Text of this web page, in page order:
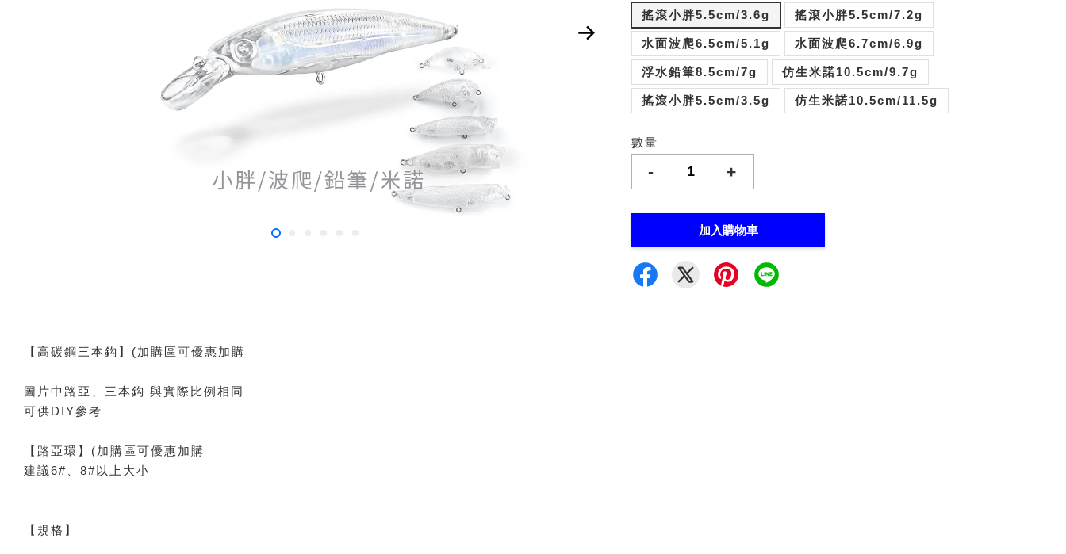
搖滾小胖5.5cm/3.6g
搖滾小胖5.5cm/7.2g
水面波爬6.5cm/5.1g 水面波爬6.7cm/6.9g
浮水鉛筆8.5cm/7g 仿生米諾10.5cm/9.7g
搖滾小胖5.5cm/3.5g 仿生米諾10.5cm/11.5g
數量
- +
加入購物車
【高碳鋼三本鈎】(加購區可優惠加購
圖片中路亞、三本鈎 與實際比例相同
可供DIY參考
【路亞環】(加購區可優惠加購
建議6#、8#以上大小
【規格】